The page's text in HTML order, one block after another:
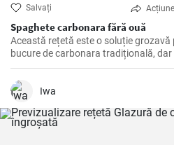
Salvați Acțiune
Spaghete carbonara fără ouă
Această rețetă este o soluție grozavă
bucure de carbonara tradițională,
consuma ouă.
Iwa